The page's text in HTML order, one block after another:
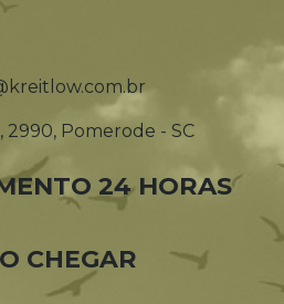
Pomerode - SC
24 HORAS
CHEGAR